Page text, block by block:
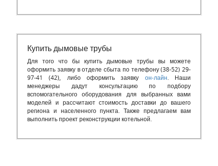
Купить дымовые трубы
Для того что бы купить дымовые трубы вы можете
оформить заявку в отделе сбыта по телефону (38-52) 29-
97-41 (42), либо оформить заявку он-лайн. Наши
менеджеры дадут консультацию по подбору
вспомогательного оборудования для выбранных вами
моделей и рассчитают стоимость доставки до вашего
региона и населенного пункта. Также предлагаем вам
выполнить проект реконструкции котельной.